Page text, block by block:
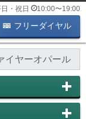
・祝日 10:00〜19:00
フリーダイヤル
イヤーオパール